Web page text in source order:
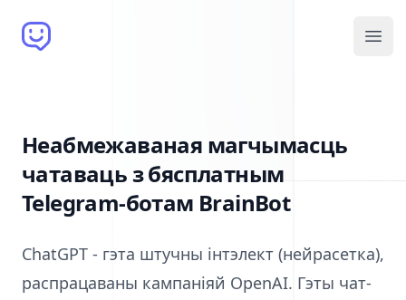
Brain Bot
Неабмежаваная магчымасць
чатаваць з бясплатным
Telegram-ботам BrainBot
ChatGPT - гэта штучны інтэлект (нейрасетка),
распрацаваны кампаніяй OpenAI. Гэты чат-